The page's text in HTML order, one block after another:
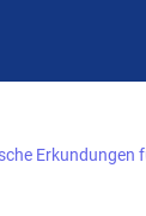
Erkundungen